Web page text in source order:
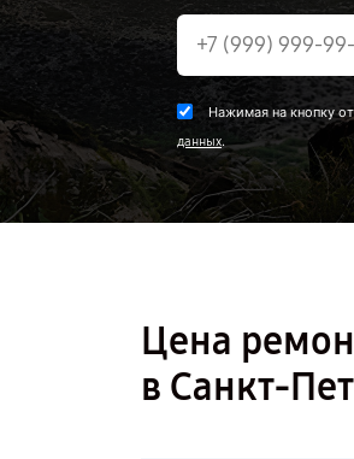
Нажимая на кнопку
данных.
Цена
в Санкт-